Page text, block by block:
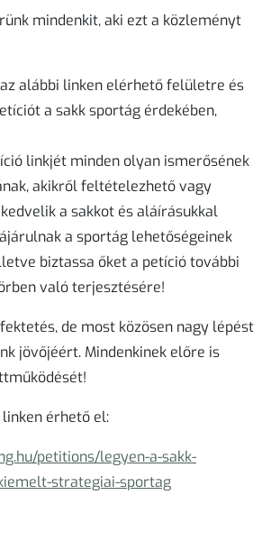
mindenkit, aki ezt a közleményt
alábbi linken elérhető felületre és
a sakk sportág érdekében,
linkjét minden olyan ismerősének
akikről feltételezhető vagy
a sakkot és aláírásukkal
a sportág lehetőségeinek
biztassa őket a petíció további
való terjesztésére!
de most közösen nagy lépést
jövőjéért. Mindenkinek előre is
érhető el:
petitions/legyen-a-sakk-
strategiai-sportag